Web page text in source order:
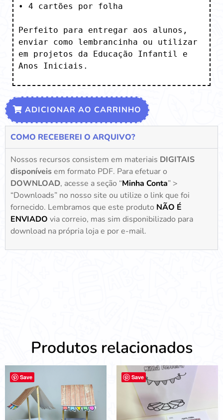
• 4 cartões por folha
Perfeito para entregar aos alunos,
enviar como lembrancinha ou utilizar
em projetos da Educação Infantil e
Anos Iniciais.
ADICIONAR AO CARRINHO
COMO RECEBEREI O ARQUIVO?
Nossos recursos consistem em materiais DIGITAIS
disponíveisem formato PDF. Para efetuar o
DOWNLOAD, acesse a seção “Minha Conta” >
“Downloads” no nosso site ou utilize o link que foi
fornecido. Lembramos que este produto NÃO É
ENVIADO via correio, mas sim disponibilizado para
download na própria loja e por e-mail.
Produtos relacionados
Save Save